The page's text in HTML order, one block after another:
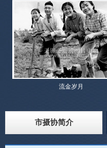
流金岁月
市摄协简介